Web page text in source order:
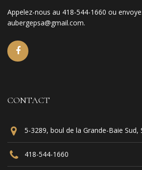
Appelez-nous au 418-544-1660 ou
aubergepsa@gmail.com.
CONTACT
5-3289, boul de la Grande-Baie Sud,
418-544-1660